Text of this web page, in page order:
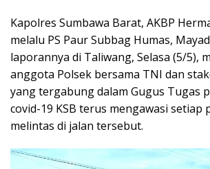
Kapolres Sumbawa Barat, AKBP
melalu PS Paur Subbag Humas,
laporannya di Taliwang, Selasa (5/5),
anggota Polsek bersama TNI dan
yang tergabung dalam Gugus Tugas
covid-19 KSB terus mengawasi setiap
melintas di jalan tersebut.